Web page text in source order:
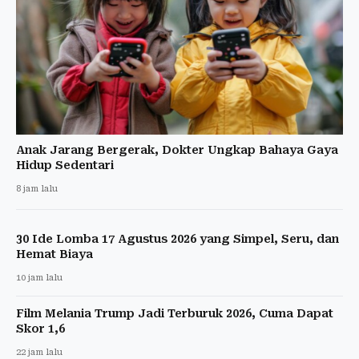
Anak Jarang Bergerak, Dokter Ungkap Bahaya Gaya
Hidup Sedentari
8 jam lalu
30 Ide Lomba 17 Agustus 2026 yang Simpel, Seru, dan
Hemat Biaya
10 jam lalu
Film Melania Trump Jadi Terburuk 2026, Cuma Dapat
Skor 1,6
22 jam lalu